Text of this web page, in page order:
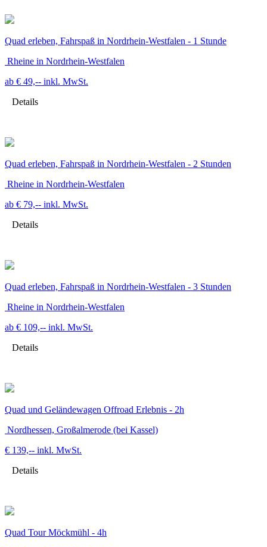
Quad erleben, Fahrspaß in Nordrhein-Westfalen - 1 Stunde
Rheine in Nordrhein-Westfalen
ab € 49,-- inkl. MwSt.
Details
Quad erleben, Fahrspaß in Nordrhein-Westfalen - 2 Stunden
Rheine in Nordrhein-Westfalen
ab € 79,-- inkl. MwSt.
Details
Quad erleben, Fahrspaß in Nordrhein-Westfalen - 3 Stunden
Rheine in Nordrhein-Westfalen
ab € 109,-- inkl. MwSt.
Details
Quad und Geländewagen Offroad Erlebnis - 2h
Nordhessen, Großalmerode (bei Kassel)
€ 139,-- inkl. MwSt.
Details
Quad Tour Möckmühl - 4h